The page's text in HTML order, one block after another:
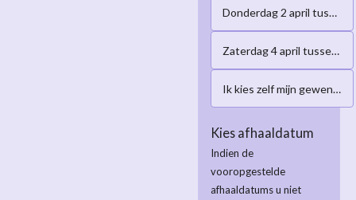
Donderdag 2 april tussen 16:00-19:00h
Zaterdag 4 april tussen 10:00-12:00h
Ik kies zelf mijn gewenste afhaaldatum
Kies afhaaldatum
Indien de
vooropgestelde
afhaaldatums u niet